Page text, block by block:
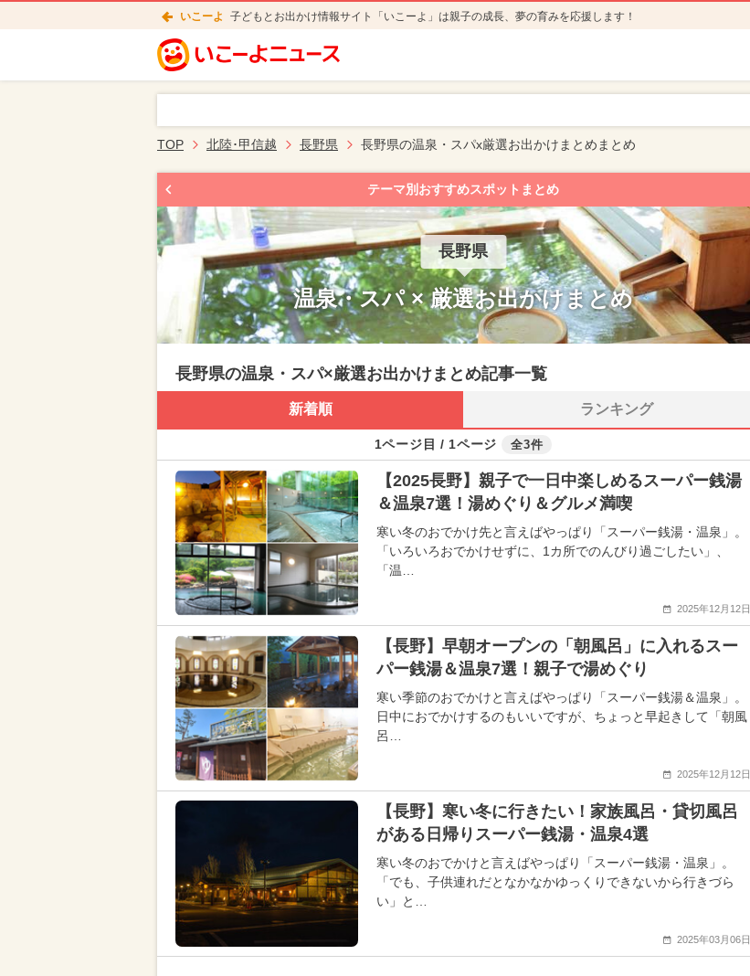
いこーよ 子どもとお出かけ情報サイト「いこーよ」は親子の成長、夢の育みを応援します！
TOP 北陸･甲信越 長野県 長野県の温泉・スパx厳選お出かけまとめまとめ
テーマ別おすすめスポットまとめ
長野県
温泉・スパ × 厳選お出かけまとめ
長野県の温泉・スパ×厳選お出かけまとめ記事一覧
新着順 ランキング
1ページ目 / 1ページ 全3件
【2025長野】親子で一日中楽しめるスーパー銭湯
＆温泉7選！湯めぐり＆グルメ満喫
寒い冬のおでかけ先と言えばやっぱり「スーパー銭湯・温泉」。
「いろいろおでかけせずに、1カ所でのんびり過ごしたい」、
「温…
2025年12月12日
【長野】早朝オープンの「朝風呂」に入れるスー
パー銭湯＆温泉7選！親子で湯めぐり
寒い季節のおでかけと言えばやっぱり「スーパー銭湯＆温泉」。
日中におでかけするのもいいですが、ちょっと早起きして「朝風
呂…
2025年12月12日
【長野】寒い冬に行きたい！家族風呂・貸切風呂
がある日帰りスーパー銭湯・温泉4選
寒い冬のおでかけと言えばやっぱり「スーパー銭湯・温泉」。
「でも、子供連れだとなかなかゆっくりできないから行きづら
い」と…
2025年03月06日